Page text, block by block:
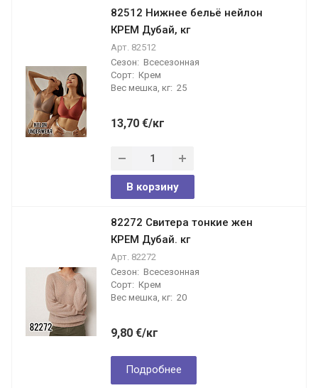
82512 Нижнее бельё нейлон
КРЕМ Дубай, кг
Арт. 82512
Сезон: Всесезонная
Сорт: Крем
Вес мешка, кг: 25
13,70 €/кг
В корзину
82272 Свитера тонкие жен
КРЕМ Дубай. кг
Арт. 82272
Сезон: Всесезонная
Сорт: Крем
Вес мешка, кг: 20
9,80 €/кг
Подробнее